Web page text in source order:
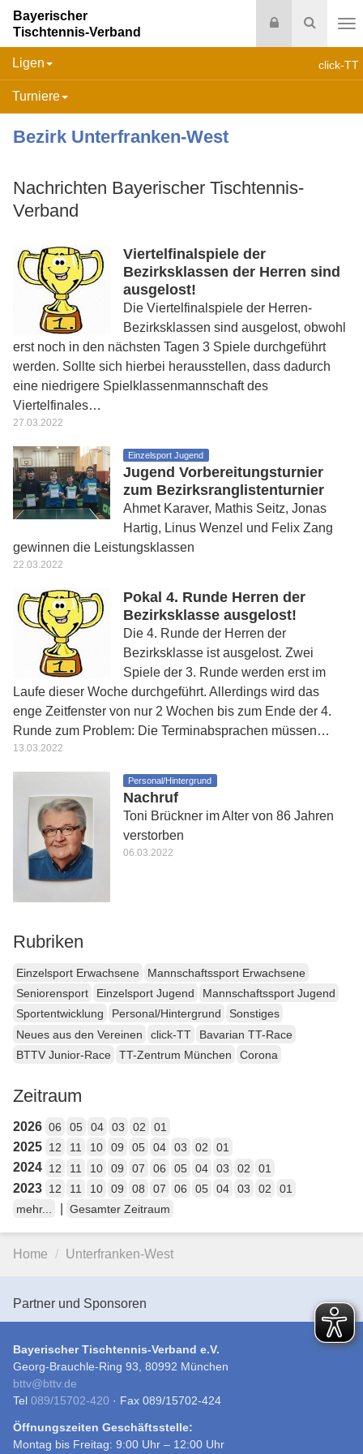
Suche
Login
Bayerischer
Tischtennis-Verband
click-TT
Ligen
Turniere
Bezirk Unterfranken-West
Nachrichten Bayerischer Tischtennis-
Verband
Viertelfinalspiele der
Bezirksklassen der Herren sind
ausgelost!
Die Viertelfinalspiele der Herren-
Bezirksklassen sind ausgelost, obwohl
erst noch in den nächsten Tagen 3 Spiele durchgeführt
werden. Sollte sich hierbei herausstellen, dass dadurch
eine niedrigere Spielklassenmannschaft des
Viertelfinales…
27.03.2022
Einzelsport Jugend
Jugend Vorbereitungsturnier
zum Bezirksranglistenturnier
Ahmet Karaver, Mathis Seitz, Jonas
Hartig, Linus Wenzel und Felix Zang
gewinnen die Leistungsklassen
22.03.2022
Pokal 4. Runde Herren der
Bezirksklasse ausgelost!
Die 4. Runde der Herren der
Bezirksklasse ist ausgelost. Zwei
Spiele der 3. Runde werden erst im
Laufe dieser Woche durchgeführt. Allerdings wird das
enge Zeitfenster von nur 2 Wochen bis zum Ende der 4.
Runde zum Problem: Die Terminabsprachen müssen…
13.03.2022
Personal/Hintergrund
Nachruf
Toni Brückner im Alter von 86 Jahren
verstorben
06.03.2022
Rubriken
Einzelsport Erwachsene
Mannschaftssport Erwachsene
Seniorensport
Einzelsport Jugend
Mannschaftssport Jugend
Sportentwicklung
Personal/Hintergrund
Sonstiges
Neues aus den Vereinen
click-TT
Bavarian TT-Race
BTTV Junior-Race
TT-Zentrum München Corona
Zeitraum
2026 06 05 04 03 02 01
2025 12 11 10 09 05 04 03 02 01
2024 12 11 10 09 07 06 05 04 03 02 01
2023 12 11 10 09 08 07 06 05 04 03 02
01
mehr...
Gesamter Zeitraum
Home Unterfranken-West
Partner und Sponsoren
Bayerischer Tischtennis-Verband e.V.
Georg-Brauchle-Ring 93, 80992 München
bttv@bttv.de
Tel 089/15702-420 · Fax 089/15702-424
Öffnungszeiten Geschäftsstelle:
Montag bis Freitag: 9:00 Uhr – 12:00 Uhr